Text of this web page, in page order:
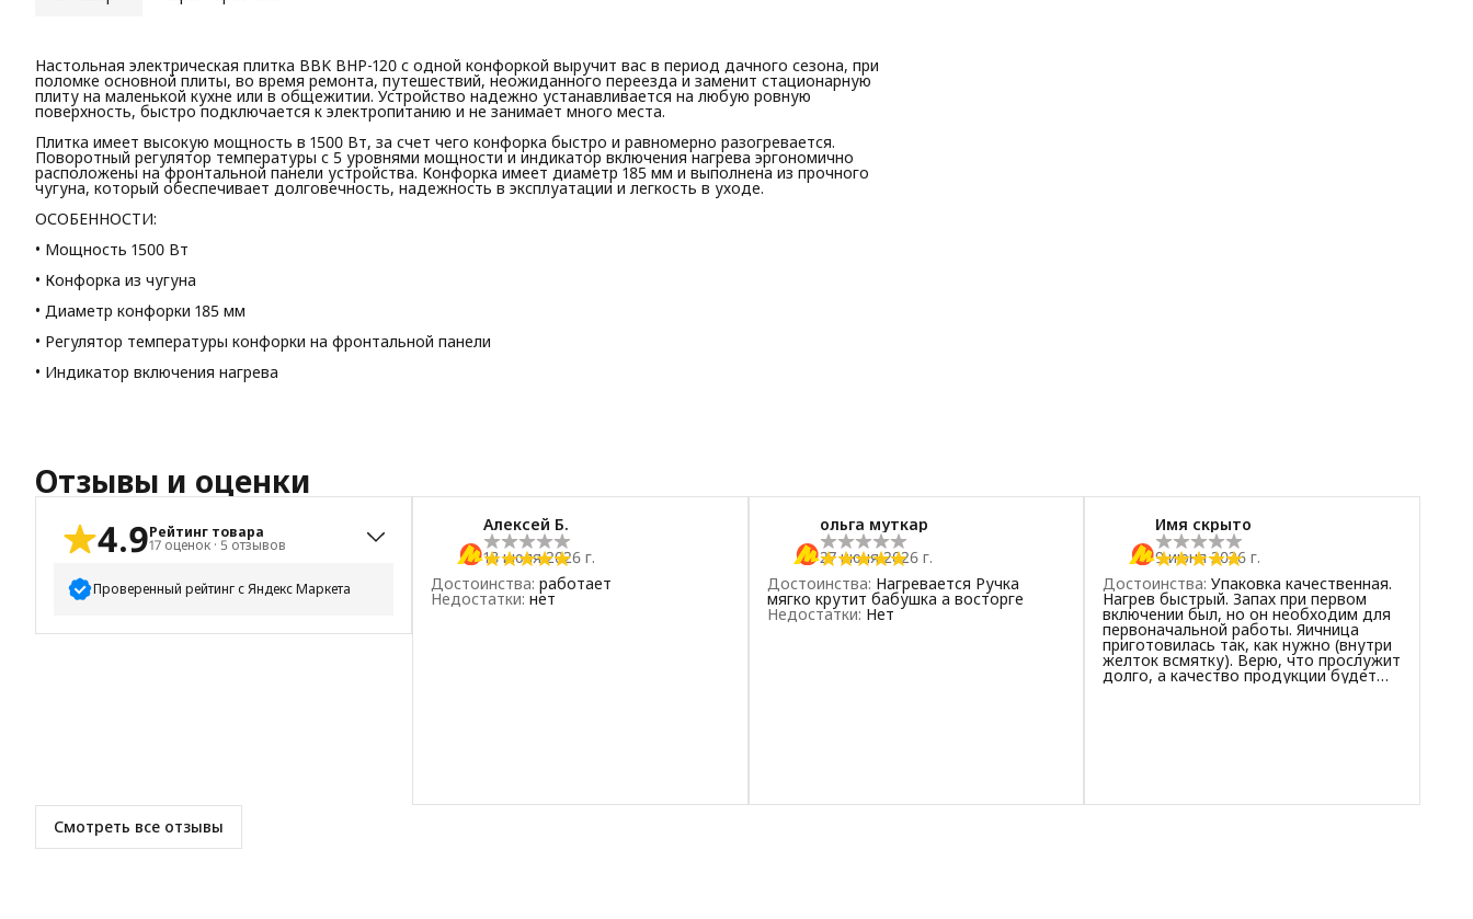
Настольная электрическая плитка BBK BHP-120 с одной конфоркой выручит вас в период дачного сезона, при
поломке основной плиты, во время ремонта, путешествий, неожиданного переезда и заменит стационарную
плиту на маленькой кухне или в общежитии. Устройство надежно устанавливается на любую ровную
поверхность, быстро подключается к электропитанию и не занимает много места.
Плитка имеет высокую мощность в 1500 Вт, за счет чего конфорка быстро и равномерно разогревается.
Поворотный регулятор температуры с 5 уровнями мощности и индикатор включения нагрева эргономично
расположены на фронтальной панели устройства. Конфорка имеет диаметр 185 мм и выполнена из прочного
чугуна, который обеспечивает долговечность, надежность в эксплуатации и легкость в уходе.
ОСОБЕННОСТИ:
• Мощность 1500 Вт
• Конфорка из чугуна
• Диаметр конфорки 185 мм
• Регулятор температуры конфорки на фронтальной панели
• Индикатор включения нагрева
Отзывы и оценки
4.9Рейтинг товара
17 оценок · 5 отзывов
Проверенный рейтинг с Яндекс Маркета
5 звёзд
16
Алексей Б.
18 июля 2026 г.
Достоинства: работает
Недостатки: нет
ольга муткар
27 июня 2026 г.
Достоинства: Нагревается Ручка
мягко крутит бабушка а восторге
Недостатки: Нет
Имя скрыто
9 июня 2026 г.
Достоинства: Упаковка качественная.
Нагрев быстрый. Запах при первом
включении был, но он необходим для
первоначальной работы. Яичница
приготовилась так, как нужно (внутри
желток всмятку). Верю, что прослужит
долго, а качество продукции будет
радовать!
Смотреть все отзывы